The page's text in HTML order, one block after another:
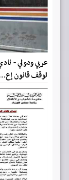
عربي ودولي -
لوقف قانون